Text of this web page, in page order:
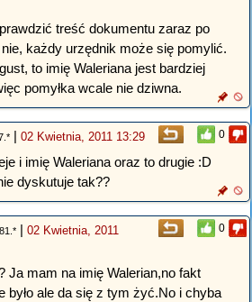
treść dokumentu zaraz po
każdy urzędnik może się pomylić.
to imię Waleriana jest bardziej
pomyłka wcale nie dziwna.
0
| 02 Kwietnia, 2011 13:29
i imię Waleriana oraz to drugie :D
dyskutuje tak??
0
| 02 Kwietnia, 2011
Ja mam na imię Walerian,no fakt
było ale da się z tym żyć.No i chyba